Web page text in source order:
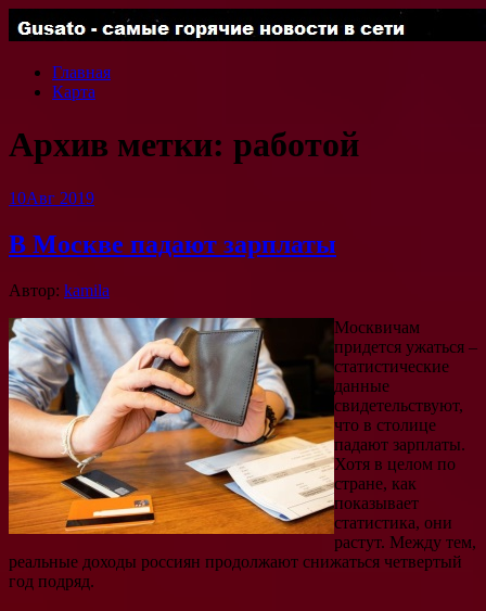
Главная
Карта
Архив метки: работой
10Авг 2019
В Москве падают зарплаты
Автор: kamila
Москвичам
придется ужаться –
статистические
данные
свидетельствуют,
что в столице
падают зарплаты.
Хотя в целом по
стране, как
показывает
статистика, они
растут. Между тем,
реальные доходы россиян продолжают снижаться четвертый
год подряд.